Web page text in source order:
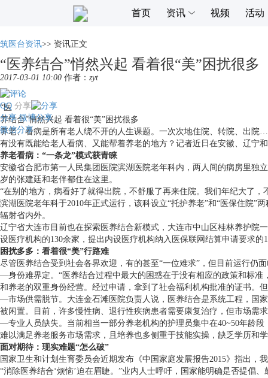
首页 资讯 视频 活动
筑医台资讯>> 资讯正文
“医养结合”悄然兴起 看着很“美”困扰很多
2017-03-01 10:00 作者： zyt
分享
QQ
分享 微博分享
微信分享
“医
养结合”悄然兴起 看着很“美”困扰很多
养老、看病是所有老人绕不开的人生课题。一次次地住院、转院、出
有没有既能给老人看病、又能帮着养老的地方？记者近日在安徽、辽宁
养老看病：“一条龙”模式获青睐
安徽省合肥市第一人民集团医院滨湖医院老年科内，两人间的病房里独
岁的张建廷和老伴都住在这里。
“在别的地方，病看好了就得出院，不舒服了再来住院。我们年纪大了
滨湖医院老年科于2010年正式运行，该科设立“托护养老”和“医保住院”
辐射省内外。
辽宁省大连市目前也在探索医养结合新模式，大连市中山区桂林养护院
设医疗机构的130余家，提出内设医疗机构纳入医保联网结算申请要求的
困扰多多：看着很“美”行路难
尽管医养结合受到社会各界欢迎，有的甚至“一位难求”，但目前运行仍
—身份难界定。“医养结合过程中最大的困惑在于没有相应的政策和标
和养老的双重身份经营。经过申请，拿到了社会福利机构批准的证书。
—市场供需脱节。大连金石滩医院负责人说，医养结合是系统工程，国
被闲置。目前，许多慢性病、退行性疾病患者需要康复治疗，但市场需
—专业人员缺失。当前相当一部分养老机构的护理员集中在40~50年龄
难以满足养老服务市场需求，且培养也多侧重于技能实操，缺乏学历和
面对期待：现实难题“怎么破”
国家卫生和计划生育委员会近期发布《中国家庭发展报告2015》指出
“消除医养结合‘烦恼’迫在眉睫。”业内人士呼吁，国家能明确是否提倡